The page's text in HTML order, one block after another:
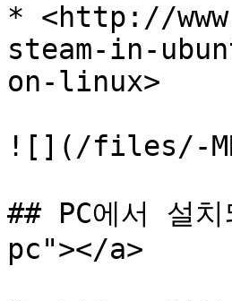
* <http://
steam-in-
on-linux>
![](/files/-
## PC에서 설
pc"></a>